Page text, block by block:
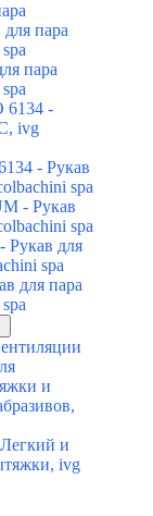
пара
пара
6134 -
ivg
- Рукав
spa
- Рукав
spa
Рукав для
spa
для пара
и
и
ivg